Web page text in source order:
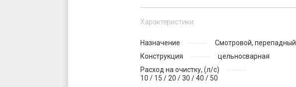
Характеристики:
Назначение
Смотровой, перепадный
Конструкция
цельносварная
Расход на очистку, (л/с)
10 / 15 / 20 / 30 / 40 / 50